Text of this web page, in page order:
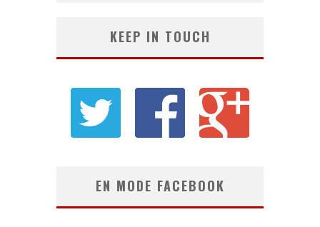
KEEP IN TOUCH
EN MODE FACEBOOK